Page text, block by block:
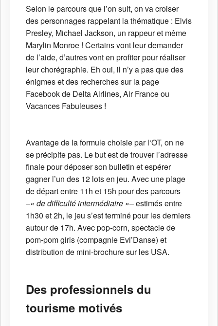
Selon le parcours que l’on suit, on va croiser
des personnages rappelant la thématique : Elvis
Presley, Michael Jackson, un rappeur et même
Marylin Monroe ! Certains vont leur demander
de l’aide, d’autres vont en profiter pour réaliser
leur chorégraphie. Eh oui, il n’y a pas que des
énigmes et des recherches sur la page
Facebook de Delta Airlines, Air France ou
Vacances Fabuleuses !
Avantage de la formule choisie par l‘OT, on ne
se précipite pas. Le but est de trouver l’adresse
finale pour déposer son bulletin et espérer
gagner l’un des 12 lots en jeu. Avec une plage
de départ entre 11h et 15h pour des parcours
–« de difficulté intermédiaire »– estimés entre
1h30 et 2h, le jeu s’est terminé pour les derniers
autour de 17h. Avec pop-corn, spectacle de
pom-pom girls (compagnie Evi’Danse) et
distribution de mini-brochure sur les USA.
Des professionnels du
tourisme motivés